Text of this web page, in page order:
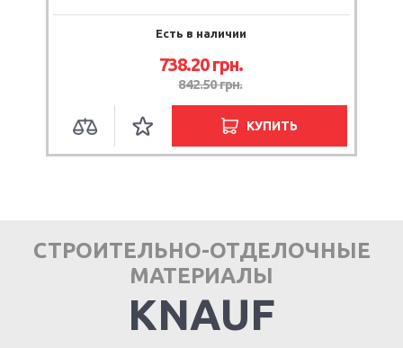
Есть в наличии
738.20грн.
842.50грн.
КУПИТЬ
СТРОИТЕЛЬНО-ОТДЕЛОЧНЫЕ
МАТЕРИАЛЫ
KNAUF